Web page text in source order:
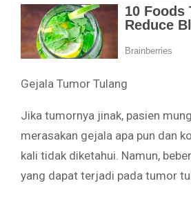
Gejala Tumor Tulang
Jika tumornya jinak, pasien
merasakan gejala apa pun dan
kali tidak diketahui. Namun,
yang dapat terjadi pada tumor